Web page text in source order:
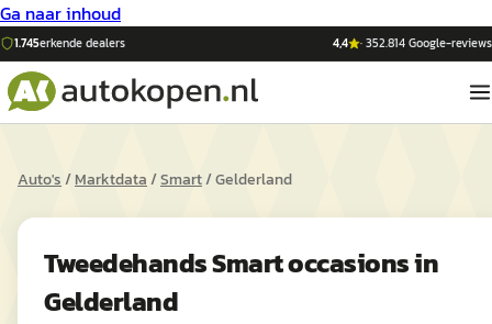
Ga naar inhoud
1.745erkende dealers 4,4 ·352.814Google-reviews
Auto's/Marktdata/Smart/Gelderland
TweedehandsSmartoccasions in
Gelderland